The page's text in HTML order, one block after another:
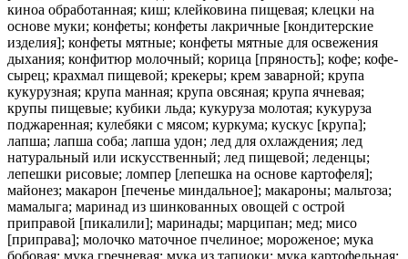
киноа обработанная; киш; клейковина пищевая; клецки на
основе муки; конфеты; конфеты лакричные [кондитерские
изделия]; конфеты мятные; конфеты мятные для освежения
дыхания; конфитюр молочный; корица [пряность]; кофе; кофе-
сырец; крахмал пищевой; крекеры; крем заварной; крупа
кукурузная; крупа манная; крупа овсяная; крупа ячневая;
крупы пищевые; кубики льда; кукуруза молотая; кукуруза
поджаренная; кулебяки с мясом; куркума; кускус [крупа];
лапша; лапша соба; лапша удон; лед для охлаждения; лед
натуральный или искусственный; лед пищевой; леденцы;
лепешки рисовые; ломпер [лепешка на основе картофеля];
майонез; макарон [печенье миндальное]; макароны; мальтоза;
мамалыга; маринад из шинкованных овощей с острой
приправой [пикалили]; маринады; марципан; мед; мисо
[приправа]; молочко маточное пчелиное; мороженое; мука
бобовая; мука гречневая; мука из тапиоки; мука картофельная;